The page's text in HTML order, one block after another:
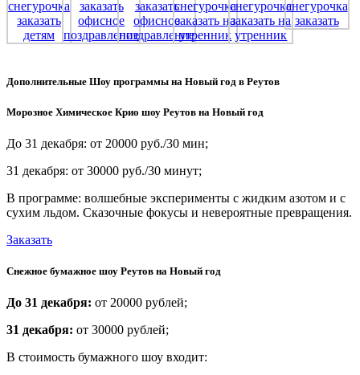
Дополнительные Шоу программы на Новый год в Реутов
Морозное Химическое Крио шоу Реутов на Новый год
До 31 декабря: от 20000 руб./30 мин;
31 декабря: от 30000 руб./30 минут;
В программе: волшебные эксперименты с жидким азотом и с
сухим льдом. Сказочные фокусы и невероятные превращения.
Заказать
Снежное бумажное шоу Реутов на Новый год
До 31 декабря: от 20000 рублей;
31 декабря: от 30000 рублей;
В стоимость бумажного шоу входит: